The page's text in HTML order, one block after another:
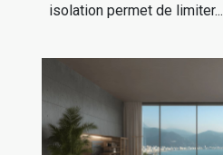
isolation permet de limiter...